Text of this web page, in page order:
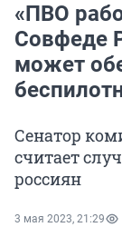
«ПВО
Совфеде
может
Сенатор
считает
россиян
3 мая 2023, 21:29